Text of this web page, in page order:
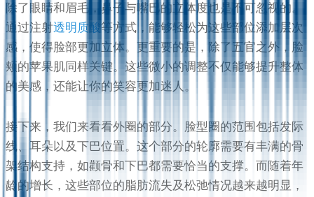
除了眼睛和眉毛，鼻子与嘴巴的立体度也是不可忽视的。
通过注射透明质酸等方式，能够轻松为这些部位添加层次
感，使得脸部更加立体。更重要的是，除了五官之外，脸
颊的苹果肌同样关键。这些微小的调整不仅能够提升整体
的美感，还能让你的笑容更加迷人。
接下来，我们来看看外圈的部分。脸型圈的范围包括发际
线、耳朵以及下巴位置。这个部分的轮廓需要有丰满的骨
架结构支持，如颧骨和下巴都需要恰当的支撑。而随着年
龄的增长，这些部位的脂肪流失及松弛情况越来越明显，